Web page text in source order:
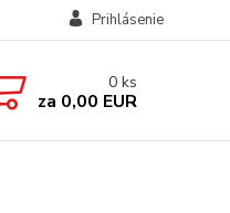
Prihlásenie
0 ks
za 0,00 EUR